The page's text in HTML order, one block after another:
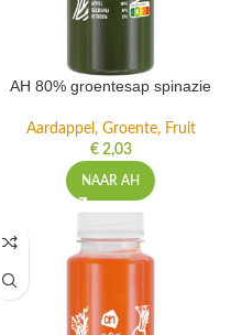
AH 80% groentesap spinazie
Aardappel, Groente, Fruit
€2,03
NAAR AH